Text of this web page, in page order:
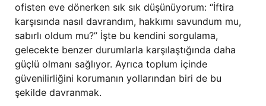
ofisten eve dönerken sık sık düşünüyorum: “İftira
karşısında nasıl davrandım, hakkımı savundum mu,
sabırlı oldum mu?” İşte bu kendini sorgulama,
gelecekte benzer durumlarla karşılaştığında daha
güçlü olmanı sağlıyor. Ayrıca toplum içinde
güvenilirliğini korumanın yollarından biri de bu
şekilde davranmak.